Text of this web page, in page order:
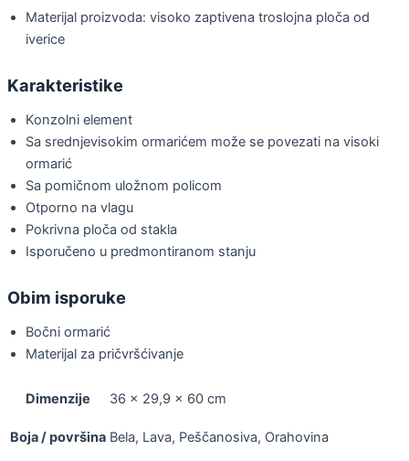
Materijal proizvoda: visoko zaptivena troslojna ploča od
iverice
Karakteristike
Konzolni element
Sa srednjevisokim ormarićem može se povezati na visoki
ormarić
Sa pomičnom uložnom policom
Otporno na vlagu
Pokrivna ploča od stakla
Isporučeno u predmontiranom stanju
Obim isporuke
Bočni ormarić
Materijal za pričvršćivanje
Dimenzije 36 × 29,9 × 60 cm
Boja / površina Bela, Lava, Peščanosiva, Orahovina